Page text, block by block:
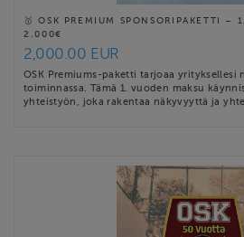
🥇 OSK PREMIUM SPONSORIPAKETTI
2.000€
2,000.00 EUR
OSK Premiums-paketti tarjoaa yrityksellesi
toiminnassa. Tämä 1. vuoden maksu
yhteistyön, joka rakentaa näkyvyyttä ja